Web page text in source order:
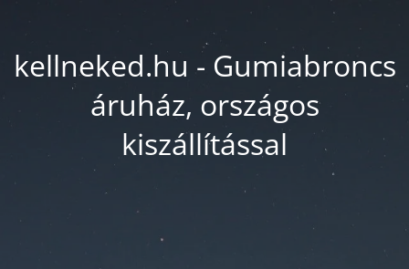
kellneked.hu - Gumiabroncs
áruház, országos
kiszállítással